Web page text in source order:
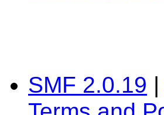
SMF 2.0.19 |